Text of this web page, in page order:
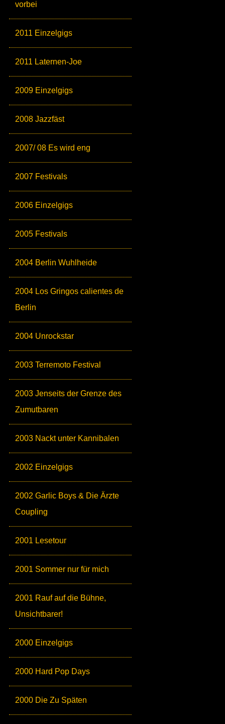
vorbei
2011 Einzelgigs
2011 Laternen-Joe
2009 Einzelgigs
2008 Jazzfäst
2007/ 08 Es wird eng
2007 Festivals
2006 Einzelgigs
2005 Festivals
2004 Berlin Wuhlheide
2004 Los Gringos calientes de
Berlin
2004 Unrockstar
2003 Terremoto Festival
2003 Jenseits der Grenze des
Zumutbaren
2003 Nackt unter Kannibalen
2002 Einzelgigs
2002 Garlic Boys & Die Ärzte
Coupling
2001 Lesetour
2001 Sommer nur für mich
2001 Rauf auf die Bühne,
Unsichtbarer!
2000 Einzelgigs
2000 Hard Pop Days
2000 Die Zu Späten